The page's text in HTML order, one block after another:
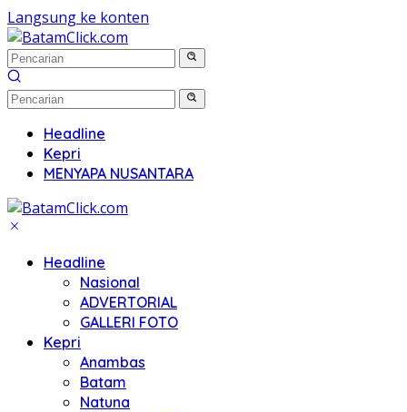
Langsung ke konten
Headline
Kepri
MENYAPA NUSANTARA
Headline
Nasional
ADVERTORIAL
GALLERI FOTO
Kepri
Anambas
Batam
Natuna